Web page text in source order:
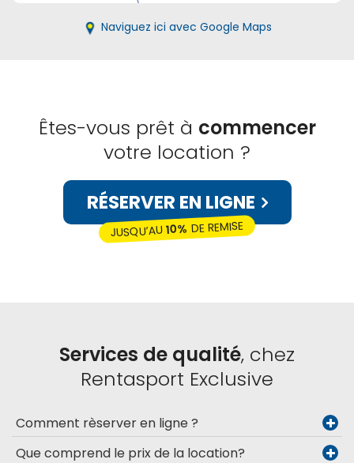
Naviguez ici avec Google Maps
Êtes-vous prêt à commencer
votre location ?
RÉSERVER EN LIGNE
JUSQU’AU10% DE REMISE
Services de qualité, chez
Rentasport Exclusive
Comment rèserver en ligne ?
Que comprend le prix de la location?